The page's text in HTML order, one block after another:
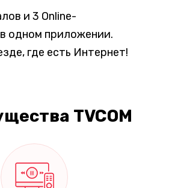
и 3 Online-
одном приложении.
где есть Интернет!
TVCOM